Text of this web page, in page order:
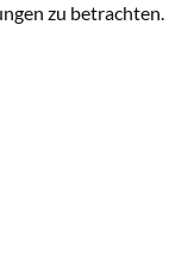
zu betrachten.